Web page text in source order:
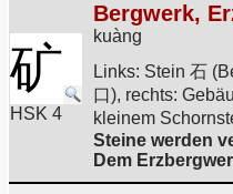
矿
HSK 4
Bergwerk,
kuàng
Links: Stein 石
口), rechts:
kleinem
Steine werden
Dem